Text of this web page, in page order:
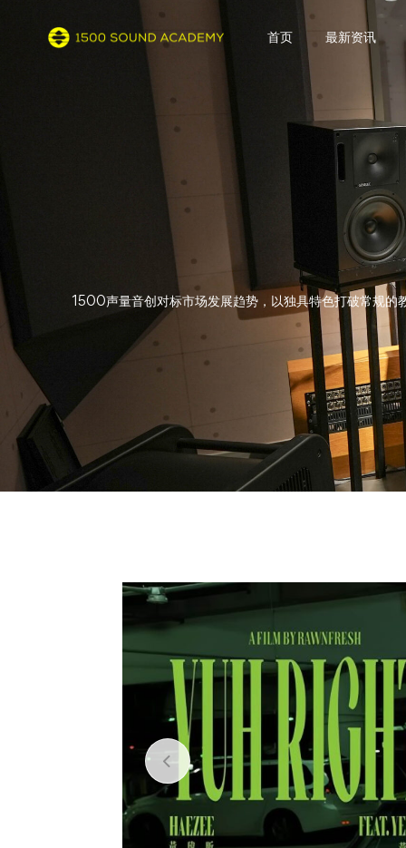
首页 最新资讯
1500声量音创对标市场发展趋势，以独具特色打破常规的